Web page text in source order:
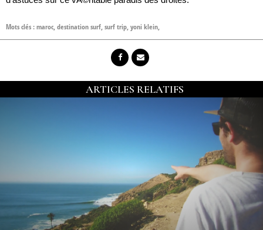
Mots clés :maroc,destination surf,surf trip,yoni klein,
ARTICLES RELATIFS